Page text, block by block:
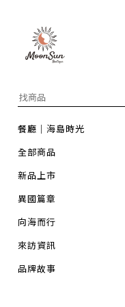
餐廳｜海島時光
全部商品
新品上市
異國篇章
向海而行
來訪資訊
品牌故事